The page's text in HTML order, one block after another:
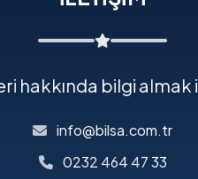
hakkında bilgi
info@bilsa.com.tr
0232 464 47 33